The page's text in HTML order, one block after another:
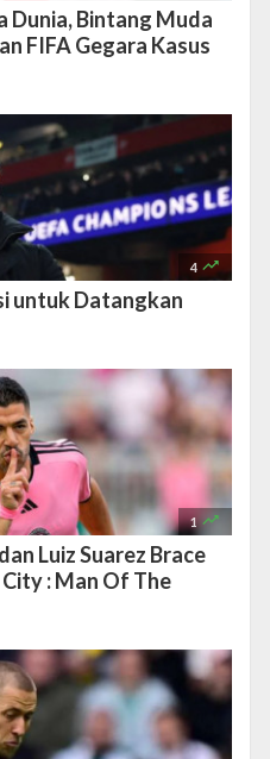
Dunia, Bintang Muda
FIFA Gegara Kasus
4 
untuk Datangkan
1 
Luiz Suarez Brace
: Man Of The